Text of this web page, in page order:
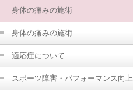
身体の痛みの施術
身体の痛みの施術
適応症について
スポーツ障害・パフォーマンス向上